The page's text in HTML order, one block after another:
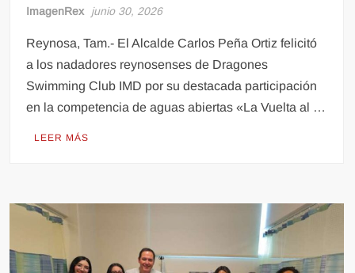
ImagenRex junio 30, 2026
Reynosa, Tam.- El Alcalde Carlos Peña Ortiz felicitó
a los nadadores reynosenses de Dragones
Swimming Club IMD por su destacada participación
en la competencia de aguas abiertas «La Vuelta al …
LEER MÁS